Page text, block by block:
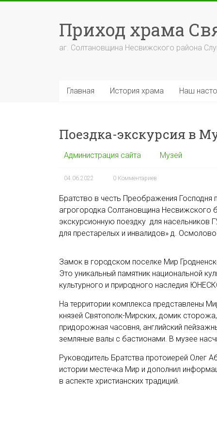
Приход храма
аг. Солтановщина Несвижского района
Главная История храма Наш
Поездка-экскурсия в
Администрация сайта Музей
04.06.2022 0 Комментариев
Братство в честь Преображения
агрогородка Солтановщина Несвижского
экскурсионную поездку для насельников
для престарелых и инвалидов» д.
Замок в городском поселке Мир
Это уникальный памятник национальной
культурного и природного наследия
На территории комплекса представлены
князей Святополк-Мирских, домик
придорожная часовня, английский
земляные валы с бастионами. В музее
Руководитель Братства протоиерей Олег
истории местечка Мир и дополнил
в аспекте христианских традиций.